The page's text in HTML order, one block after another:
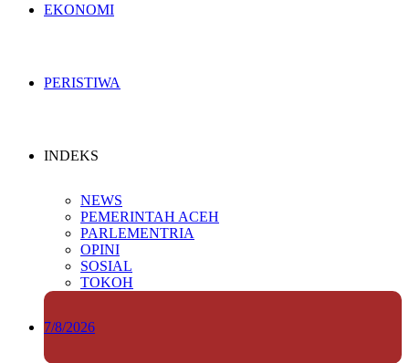
EKONOMI
PERISTIWA
INDEKS
NEWS
PEMERINTAH ACEH
PARLEMENTRIA
OPINI
SOSIAL
TOKOH
7/8/2026